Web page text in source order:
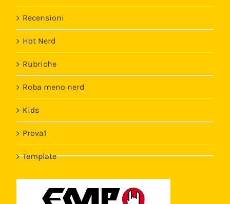
Recensioni
Hot Nerd
Rubriche
Roba meno nerd
Kids
Prova1
Template